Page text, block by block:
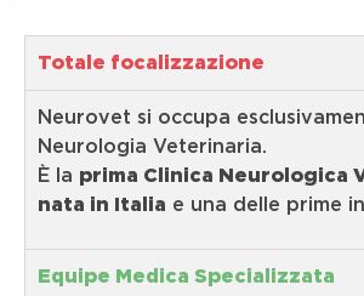
Totale focalizzazione
Neurovet si occupa
Neurologia Veterinaria.
È la prima Clinica Neurologica
nata in Italia e una delle prime
Equipe Medica Specializzata